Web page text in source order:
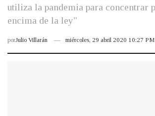
utiliza la pandemia para concentrar
encima de la ley"
porJulio Villarán miércoles, 29 abril 2020 10:27 PM